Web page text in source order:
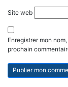
Site web
Enregistrer mon
prochain